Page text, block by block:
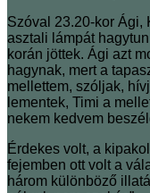
Szóval 23.20-kor Ági,
asztali lámpát
korán jöttek. Ági azt
hagynak, mert a
mellettem, szóljak,
lementek, Timi a
nekem kedvem
Érdekes volt, a
fejemben ott volt a
három különböző